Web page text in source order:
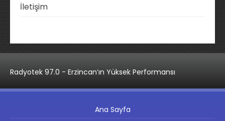
İletişim
Radyotek 97.0 - Erzincan’ın Yüksek Performansı
Ana Sayfa